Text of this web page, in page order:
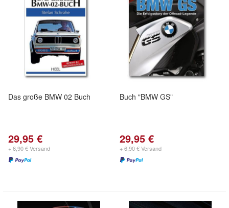
Das große BMW 02 Buch
29,95 €
+ 6,90 € Versand
Buch "BMW GS"
29,95 €
+ 6,90 € Versand